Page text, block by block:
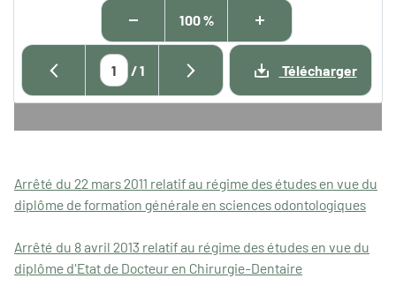
100 %
/1 Télécharger
Arrêté du 22 mars 2011 relatif au régime des études en vue du
diplôme de formation générale en sciences odontologiques
Arrêté du 8 avril 2013 relatif au régime des études en vue du
diplôme d'Etat de Docteur en Chirurgie-Dentaire